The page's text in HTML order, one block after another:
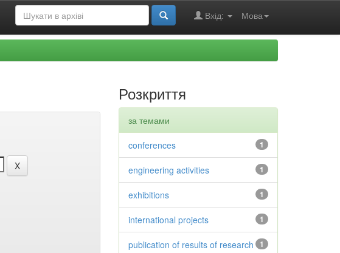
Мова
Вхід:
Розкриття
за темами
1
conferences
1
engineering activities
1
exhibitions
1
international projects
1
publication of results of research